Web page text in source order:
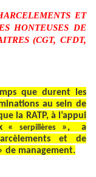
ET
HONTEUSES DE
(CGT, CFDT,
que durent les
au sein de
la RATP, à l’appui
« serpillères», a
et de
de management.